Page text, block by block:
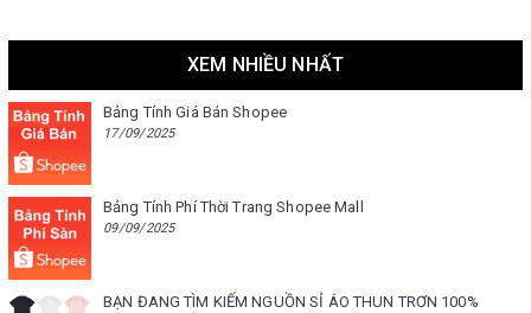
XEM NHIỀU NHẤT
Bảng Tính Giá Bán Shopee
17/09/2025
Bảng Tính Phí Thời Trang Shopee Mall
09/09/2025
BẠN ĐANG TÌM KIẾM NGUỒN SỈ ÁO THUN TRƠN 100%